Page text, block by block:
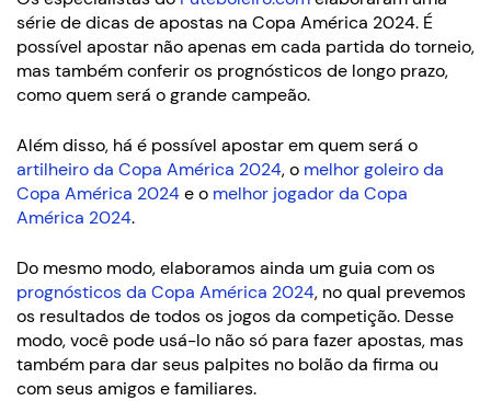
série de dicas de apostas na Copa América 2024. É
possível apostar não apenas em cada partida do torneio,
mas também conferir os prognósticos de longo prazo,
como quem será o grande campeão.
Além disso, há é possível apostar em quem será o
artilheiro da Copa América 2024, o melhor goleiro da
Copa América 2024e o melhor jogador da Copa
América 2024.
Do mesmo modo, elaboramos ainda um guia com os
prognósticos da Copa América 2024, no qual prevemos
os resultados de todos os jogos da competição. Desse
modo, você pode usá-lo não só para fazer apostas, mas
também para dar seus palpites no bolão da firma ou
com seus amigos e familiares.